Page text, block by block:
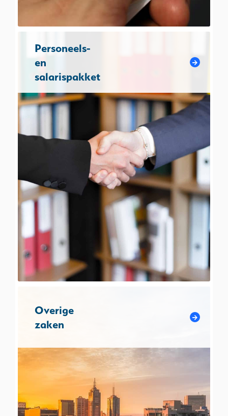
Personeels-
en
salarispakket
Overige
zaken